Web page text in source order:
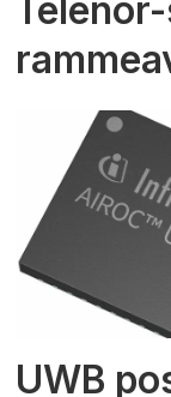
UWB